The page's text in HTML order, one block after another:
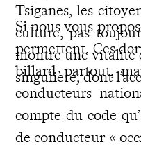
Tsiganes, les
culture, pas
montre une vitalité
singulière, dont
Si nous vous
permettent. Ces
billard partout,
conducteurs
compte du code
de conducteur «